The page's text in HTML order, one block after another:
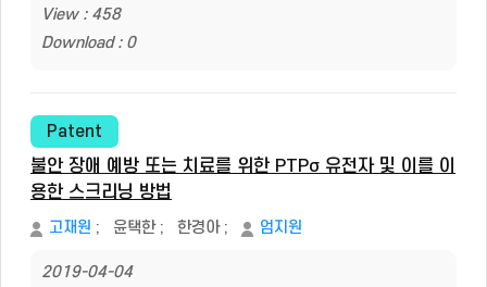
View : 458
Download : 0
Patent
불안 장애 예방 또는 치료를 위한 PTPσ 유전자 및 이를 이
용한 스크리닝 방법
고재원 ; 윤택한; 한경아; 엄지원
2019-04-04